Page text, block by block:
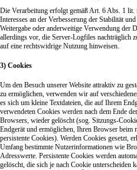
Die Verarbeitung erfolgt gemäß Art. 6 Abs. 1
Interesses an der Verbesserung der Stabilität
Weitergabe oder anderweitige Verwendung der
allerdings vor, die Server-Logfiles nachträglich
auf eine rechtswidrige Nutzung hinweisen.
3) Cookies
Um den Besuch unserer Website attraktiv zu
zu ermöglichen, verwenden wir auf
es sich um kleine Textdateien, die auf Ihrem
verwendeten Cookies werden nach dem Ende
Browsers, wieder gelöscht (sog. Sitzungs-
Endgerät und ermöglichen, Ihren Browser beim
persistente Cookies). Werden Cookies gesetzt,
Umfang bestimmte Nutzerinformationen wie
Adresswerte. Persistente Cookies werden
gelöscht, die sich je nach Cookie unterscheiden